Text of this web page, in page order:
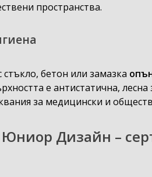
пространства.
бетон или замазка
е антистатична, лесна
за медицински и
Дизайн –